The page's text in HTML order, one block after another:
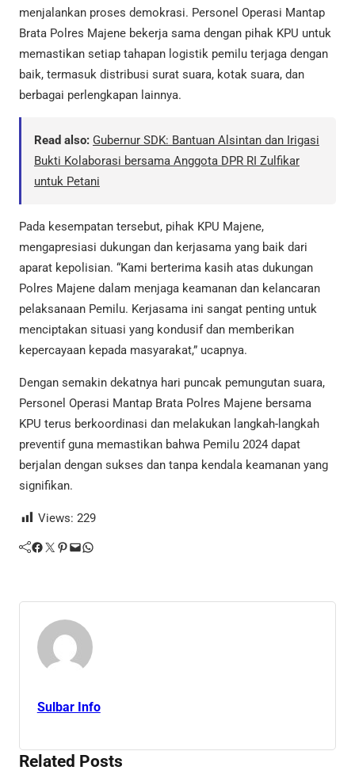
menjalankan proses demokrasi. Personel Operasi Mantap
Brata Polres Majene bekerja sama dengan pihak KPU untuk
memastikan setiap tahapan logistik pemilu terjaga dengan
baik, termasuk distribusi surat suara, kotak suara, dan
berbagai perlengkapan lainnya.
Read also: Gubernur SDK: Bantuan Alsintan dan Irigasi
Bukti Kolaborasi bersama Anggota DPR RI Zulfikar
untuk Petani
Pada kesempatan tersebut, pihak KPU Majene,
mengapresiasi dukungan dan kerjasama yang baik dari
aparat kepolisian. “Kami berterima kasih atas dukungan
Polres Majene dalam menjaga keamanan dan kelancaran
pelaksanaan Pemilu. Kerjasama ini sangat penting untuk
menciptakan situasi yang kondusif dan memberikan
kepercayaan kepada masyarakat,” ucapnya.
Dengan semakin dekatnya hari puncak pemungutan suara,
Personel Operasi Mantap Brata Polres Majene bersama
KPU terus berkoordinasi dan melakukan langkah-langkah
preventif guna memastikan bahwa Pemilu 2024 dapat
berjalan dengan sukses dan tanpa kendala keamanan yang
signifikan.
Views: 229
Facebook Twitter Pinterest Mail WhatsApp
Sulbar Info
Related Posts